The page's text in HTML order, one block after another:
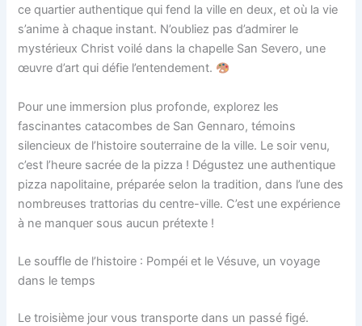
ce quartier authentique qui fend la ville en deux, et où la vie
s’anime à chaque instant. N’oubliez pas d’admirer le
mystérieux Christ voilé dans la chapelle San Severo, une
œuvre d’art qui défie l’entendement.
Pour une immersion plus profonde, explorez les
fascinantes catacombes de San Gennaro, témoins
silencieux de l’histoire souterraine de la ville. Le soir venu,
c’est l’heure sacrée de la pizza ! Dégustez une authentique
pizza napolitaine, préparée selon la tradition, dans l’une des
nombreuses trattorias du centre-ville. C’est une expérience
à ne manquer sous aucun prétexte !
Le souffle de l’histoire : Pompéi et le Vésuve, un voyage
dans le temps
Le troisième jour vous transporte dans un passé figé.